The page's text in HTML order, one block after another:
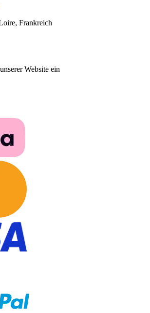
Frankreich
Website ein